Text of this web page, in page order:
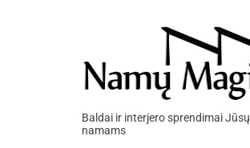
Baldai ir interjero sprendimai Jūsų
namams